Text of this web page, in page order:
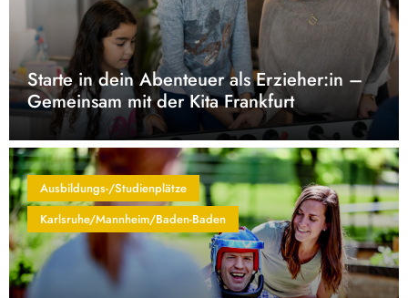
Starte in dein Abenteuer als Erzieher:in –
Gemeinsam mit der Kita Frankfurt
Ausbildungs-/Studienplätze
Karlsruhe/Mannheim/Baden-Baden